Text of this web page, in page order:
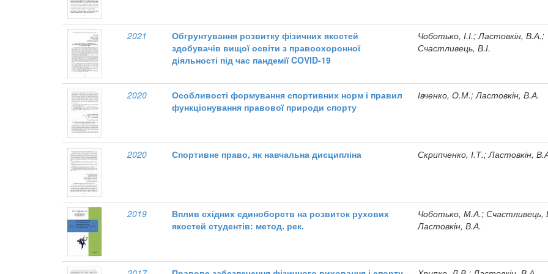
2021
Обгрунтування розвитку фізичних якостей
здобувачів вищої освіти з правоохоронної
діяльності під час пандемії COVID-19
Чоботько, І.І.; Ластовкін, В.А.;
Счастливець, В.І.
2020
Особливості формування спортивних норм і правил
функціонування правової природи спорту
Івченко, О.М.; Ластовкін, В.А.
2020 Спортивне право, як навчальна дисципліна Скрипченко, І.Т.; Ластовкін,
2019
Вплив східних єдиноборств на розвиток рухових
якостей студентів: метод. рек.
Чоботько, М.А.; Счастливець,
Ластовкін, В.А.